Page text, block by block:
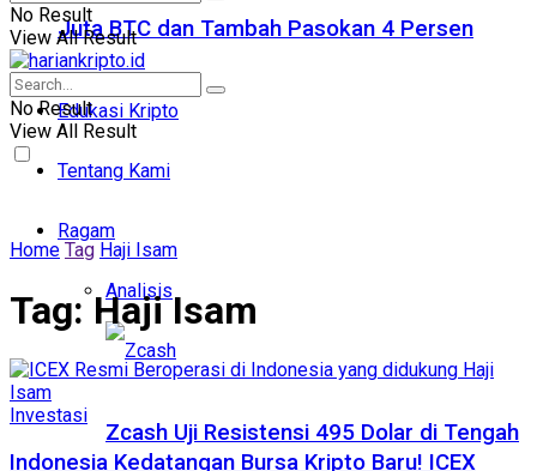
Juta BTC dan Tambah Pasokan 4 Persen
Edukasi Kripto
Tentang Kami
Ragam
Analisis
Zcash Uji Resistensi 495 Dolar di Tengah
No Result
View All Result
No Result
View All Result
Home Tag Haji Isam
Tag:Haji Isam
Investasi
Indonesia Kedatangan Bursa Kripto Baru! ICEX